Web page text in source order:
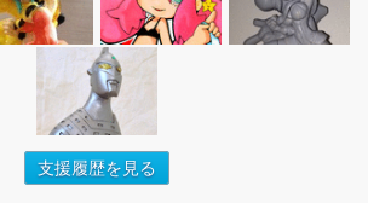
支援履歴を見る